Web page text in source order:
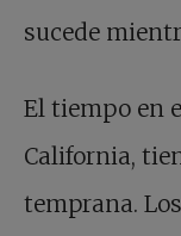
sucede
El tiempo en
California,
temprana.